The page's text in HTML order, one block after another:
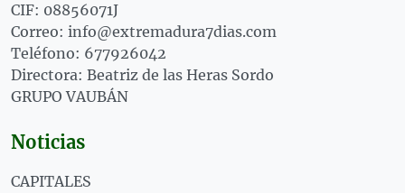
CIF: 08856071J
Correo: info@extremadura7dias.com
Teléfono: 677926042
Directora: Beatriz de las Heras Sordo
GRUPO VAUBÁN
Noticias
CAPITALES